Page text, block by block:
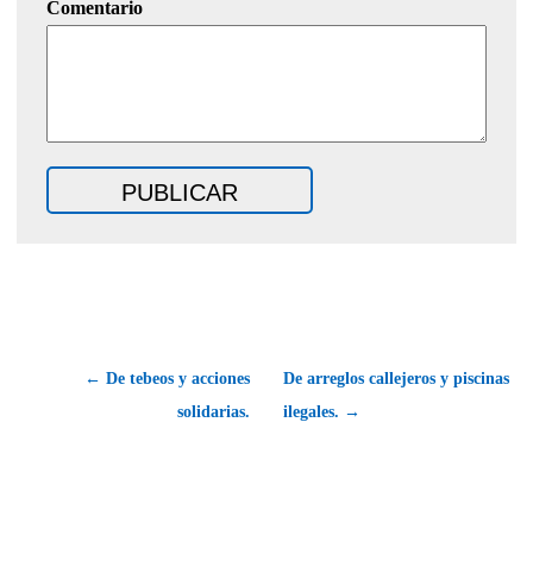
Comentario
← De tebeos y acciones
solidarias.
De arreglos callejeros y piscinas
ilegales. →